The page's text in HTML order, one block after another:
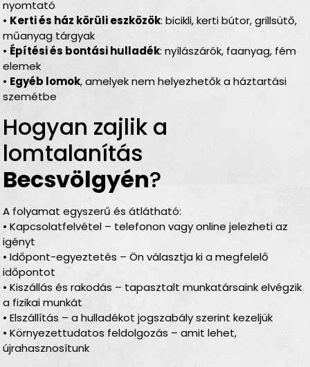
nyomtató
• Kerti és ház körüli eszközök: bicikli, kerti bútor, grillsütő,
műanyag tárgyak
• Építési és bontási hulladék: nyílászárók, faanyag, fém
elemek
• Egyéb lomok, amelyek nem helyezhetők a háztartási
szemétbe
Hogyan zajlik a
lomtalanítás
Becsvölgyén?
A folyamat egyszerű és átlátható:
• Kapcsolatfelvétel – telefonon vagy online jelezheti az
igényt
• Időpont-egyeztetés – Ön választja ki a megfelelő
időpontot
• Kiszállás és rakodás – tapasztalt munkatársaink elvégzik
a fizikai munkát
• Elszállítás – a hulladékot jogszabály szerint kezeljük
• Környezettudatos feldolgozás – amit lehet,
újrahasznosítunk